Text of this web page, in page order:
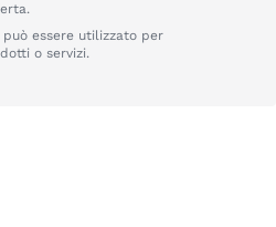
essere utilizzato per
o servizi.